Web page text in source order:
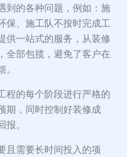
到的各种问题，例如：施
保、施工队不按时完成工
供一站式的服务，从装修
全部包揽，避免了客户在
程的每个阶段进行严格的
期，同时控制好装修成
。
且需要长时间投入的项